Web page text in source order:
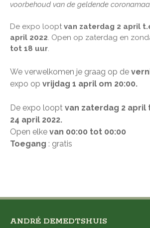
voorbehoud van de geldende
De expo loopt van zaterdag 2 april
april 2022. Open op zaterdag en
tot 18 uur.
We verwelkomen je graag op de
expo op vrijdag 1 april om 20:00​​​​.
De expo loopt van zaterdag 2 april
24 april 2022.
Open elke van 00:00 tot 00:00
Toegang : gratis
ANDRÉ DEMEDTSHUIS